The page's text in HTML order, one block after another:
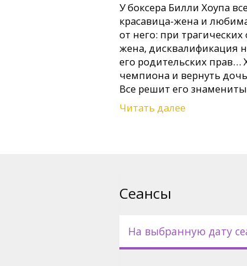
У боксера Билли Хоупа
красавица-жена и
от него: при
жена, дисквалификация
его родительских прав…
чемпиона и вернуть
Все решит его
Фильм на английском
Читать далее
Сеансы
На выбранную дату